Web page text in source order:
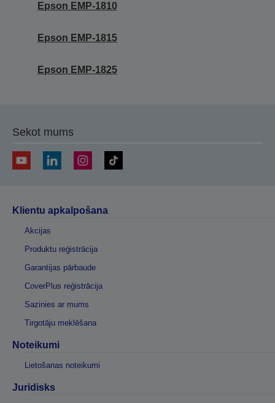
Epson EMP-1810
Epson EMP-1815
Epson EMP-1825
Sekot mums
Klientu apkalpošana
Akcijas
Produktu reģistrācija
Garantijas pārbaude
CoverPlus reģistrācija
Sazinies ar mums
Tirgotāju meklēšana
Noteikumi
Lietošanas noteikumi
Juridisks